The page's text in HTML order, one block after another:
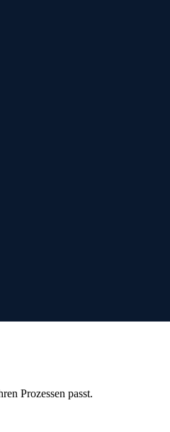
Prozessen passt.